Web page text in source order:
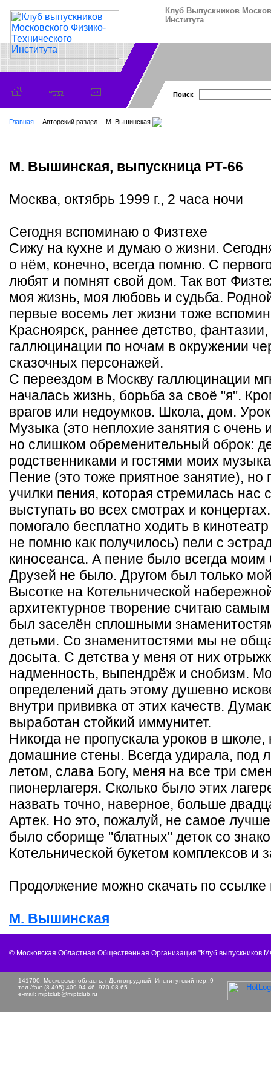
Клуб Выпускников
Института
Поиск
Главная -- Авторский раздел -- М. Вышинская
М. Вышинская, выпускница РТ-66
Москва, октябрь 1999 г., 2 часа ночи
Сегодня вспоминаю о Физтехе
Сижу на кухне и думаю о жизни.
о нём, конечно, всегда помню. С
любят и помнят свой дом. Так вот
моя жизнь, моя любовь и судьба.
первые восемь лет жизни тоже
Красноярск, раннее детство,
галлюцинации по ночам в окружении
сказочных персонажей.
С переездом в Москву галлюцинации
началась жизнь, борьба за своё "я".
врагов или недоумков. Школа, дом.
Музыка (это неплохие занятия с очень
но слишком обременительный оброк:
родственниками и гостями моих
Пение (это тоже приятное занятие), но
училки пения, которая стремилась нас
выступать во всех смотрах и
помогало бесплатно ходить в
не помню как получилось) пели с
киносеанса. А пение было всегда
Друзей не было. Другом был только
Высотке на Котельнической
архитектурное творение считаю
был заселён сплошными
детьми. Со знаменитостями мы не
досыта. С детства у меня от них
надменность, выпендрёж и снобизм.
определений дать этому душевно
внутри прививка от этих качеств.
выработан стойкий иммунитет.
Никогда не пропускала уроков в
домашние стены. Всегда удирала, под
летом, слава Богу, меня на все три
пионерлагеря. Сколько было этих
назвать точно, наверное, больше
Артек. Но это, пожалуй, не самое
было сборище "блатных" деток со
Котельнической букетом комплексов и
Продолжение можно скачать по ссылке
М. Вышинская
© Московская Областная Общественная Организация "Клуб выпускников
141700, Московская область, г.Долгопрудный, Институтский пер.,9
тел./fax: (8-495) 409-94-46, 970-08-65
e-mail: miptclub@miptclub.ru